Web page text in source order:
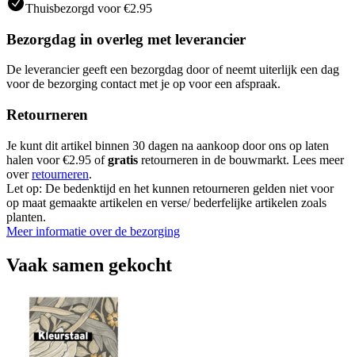
Thuisbezorgd voor €2.95
Bezorgdag in overleg met leverancier
De leverancier geeft een bezorgdag door of neemt uiterlijk een dag
voor de bezorging contact met je op voor een afspraak.
Retourneren
Je kunt dit artikel binnen 30 dagen na aankoop door ons op laten
halen voor €2.95 ofgratis retourneren in de bouwmarkt. Lees meer
overretourneren.
Let op: De bedenktijd en het kunnen retourneren gelden niet voor
op maat gemaakte artikelen en verse/ bederfelijke artikelen zoals
planten.
Meer informatie over de bezorging
Vaak samen gekocht